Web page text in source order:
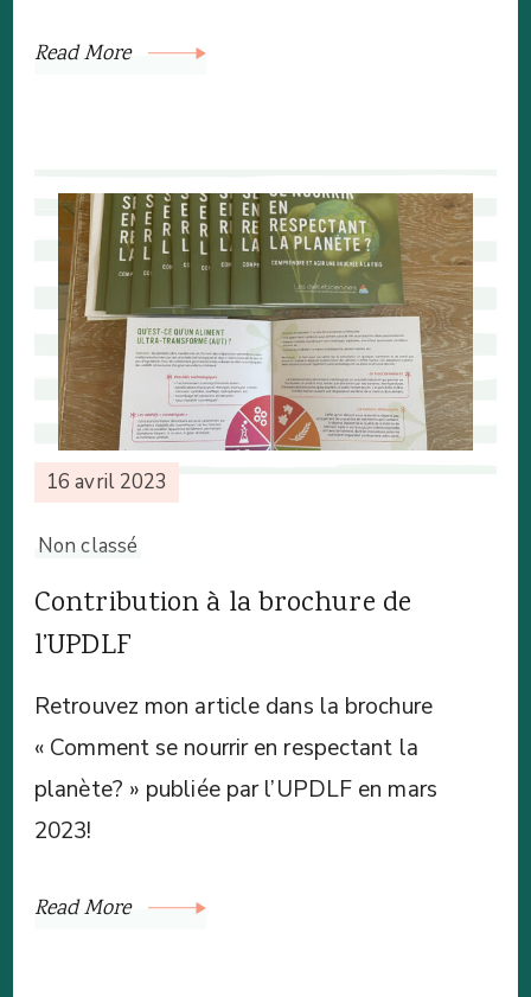
Read More
16 avril 2023
Non classé
Contribution à la brochure de
l’UPDLF
Retrouvez mon article dans la brochure
« Comment se nourrir en respectant la
planète? » publiée par l’UPDLF en mars
2023!
Read More